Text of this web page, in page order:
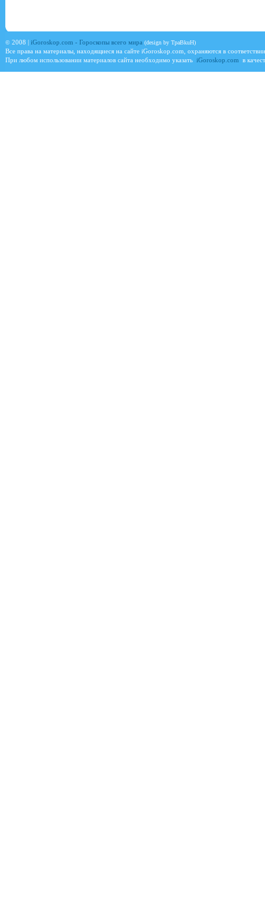
© 2008 | iGoroskop.com - Гороскопы всего мира (design by TpaBkuH)
Все права на материалы, находящиеся на сайте iGoroskop.com , охраняются в
При любом использовании материалов сайта необходимо указать iGoroskop.com в